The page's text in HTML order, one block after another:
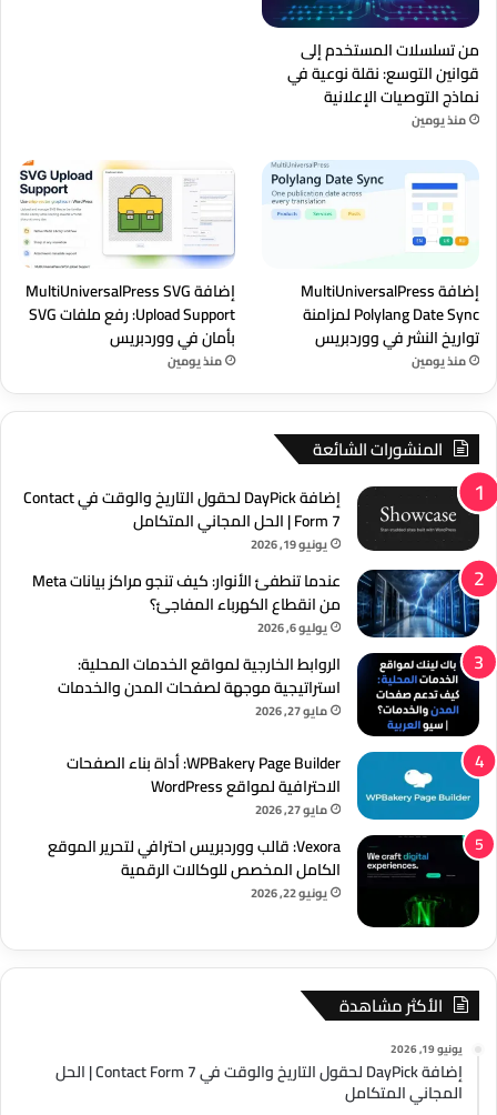
من تسلسلات المستخدم إلى
قوانين التوسع: نقلة نوعية في
نماذج التوصيات الإعلانية
منذ يومين
إضافة MultiUniversalPress
Polylang Date Sync لمزامنة
تواريخ النشر في ووردبريس
منذ يومين
إضافة MultiUniversalPress SVG
Upload Support: رفع ملفات SVG
بأمان في ووردبريس
منذ يومين
المنشورات الشائعة
إضافة DayPick لحقول التاريخ والوقت في Contact
Form 7 | الحل المجاني المتكامل
يونيو 19, 2026
عندما تنطفئ الأنوار: كيف تنجو مراكز بيانات Meta
من انقطاع الكهرباء المفاجئ؟
يوليو 6, 2026
الروابط الخارجية لمواقع الخدمات المحلية:
استراتيجية موجهة لصفحات المدن والخدمات
مايو 27, 2026
WPBakery Page Builder: أداة بناء الصفحات
الاحترافية لمواقع WordPress
مايو 27, 2026
Vexora: قالب ووردبريس احترافي لتحرير الموقع
الكامل المخصص للوكالات الرقمية
يونيو 22, 2026
الأكثر مشاهدة
يونيو 19, 2026
إضافة DayPick لحقول التاريخ والوقت في Contact Form 7 | الحل
المجاني المتكامل